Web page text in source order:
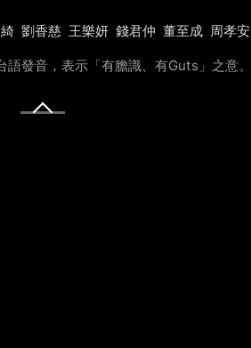
劉香慈 王樂妍 錢君仲 董至成 周孝安
發音，表示「有膽識、有Guts」之意。